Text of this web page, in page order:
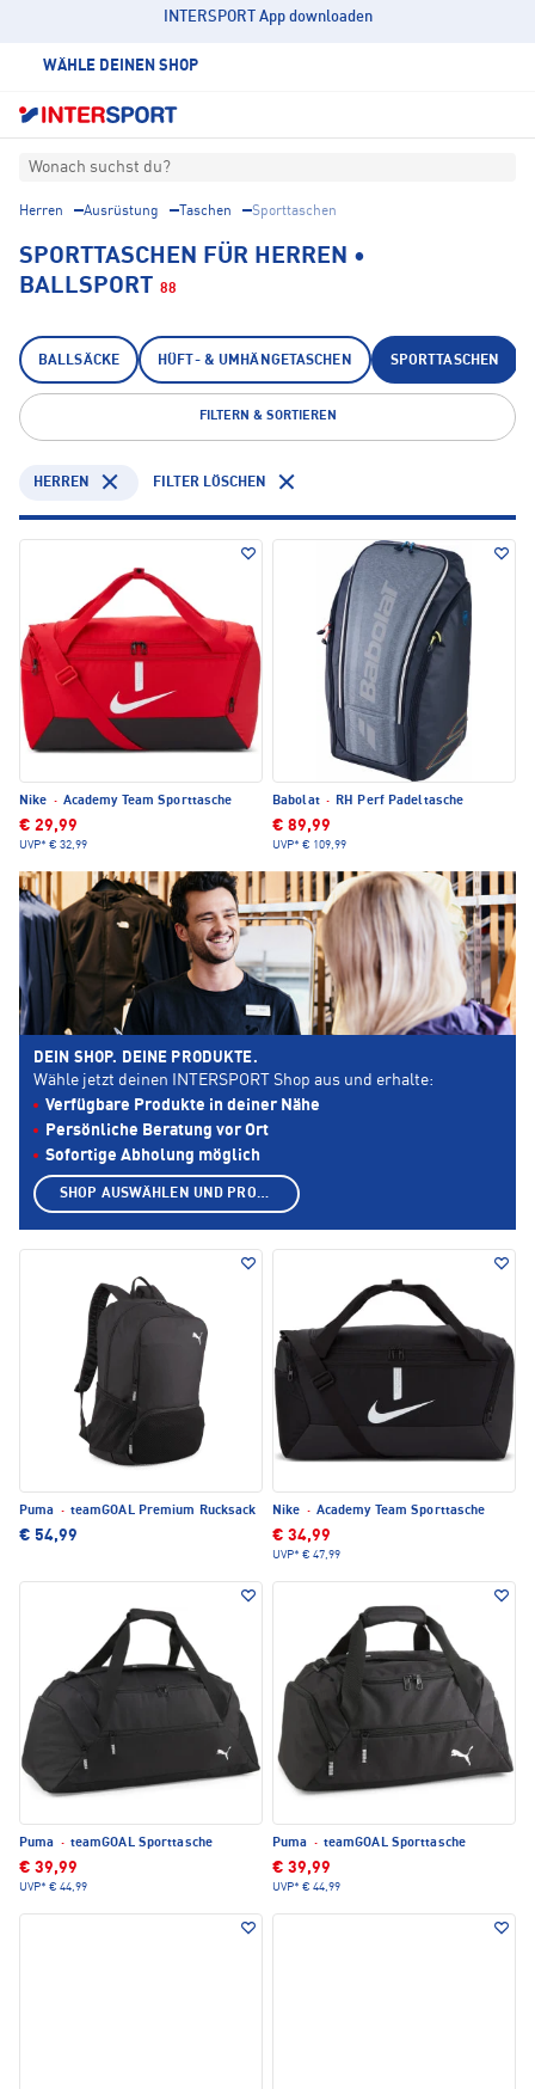
INTERSPORT App downloaden
WÄHLE DEINEN SHOP
Wonach suchst du?
Herren Ausrüstung Taschen Sporttaschen
SPORTTASCHEN FÜR HERREN •
BALLSPORT
88
BALLSÄCKE HÜFT- & UMHÄNGETASCHEN SPORTTASCHEN
FILTERN & SORTIEREN
HERREN FILTER LÖSCHEN
Nike · Academy Team Sporttasche
€ 29,99
UVP* € 32,99
Babolat · RH Perf Padeltasche
€ 89,99
UVP* € 109,99
Puma · teamGOAL Premium Rucksack
€ 54,99
Nike · Academy Team Sporttasche
€ 34,99
UVP* € 47,99
Puma · teamGOAL Sporttasche
€ 39,99
UVP* € 44,99
Puma · teamGOAL Sporttasche
€ 39,99
UVP* € 44,99
DEIN SHOP. DEINE PRODUKTE.
Wähle jetzt deinen INTERSPORT Shop aus und erhalte:
Verfügbare Produkte in deiner Nähe
Persönliche Beratung vor Ort
Sofortige Abholung möglich
SHOP AUSWÄHLEN UND PRODUKTE ANZEIGEN